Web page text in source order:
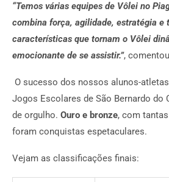
“Temos várias equipes de Vôlei no
combina força, agilidade, estratégia e
características que tornam o Vôlei
emocionante de se assistir.”,
O sucesso dos nossos alunos-
Jogos Escolares de São Bernardo do
de orgulho. Ouro e bronze, com
foram conquistas espetaculares.
Vejam as classificações finais: